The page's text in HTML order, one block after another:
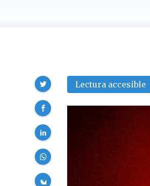
Lectura accesible
Compartir